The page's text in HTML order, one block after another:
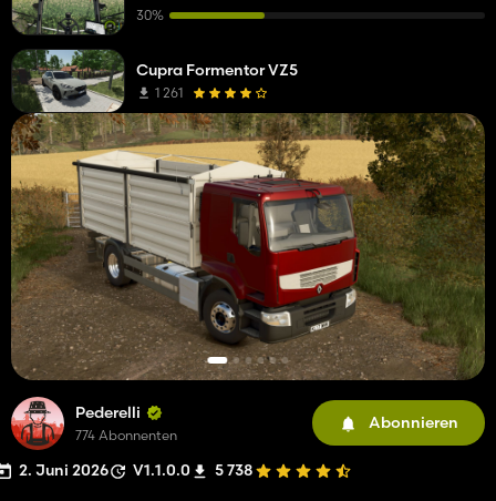
Pederelli
774 Abonnenten
Abonnieren
2. Juni 2026 V1.1.0.0 5 738
30%
Cupra Formentor VZ5
1 261